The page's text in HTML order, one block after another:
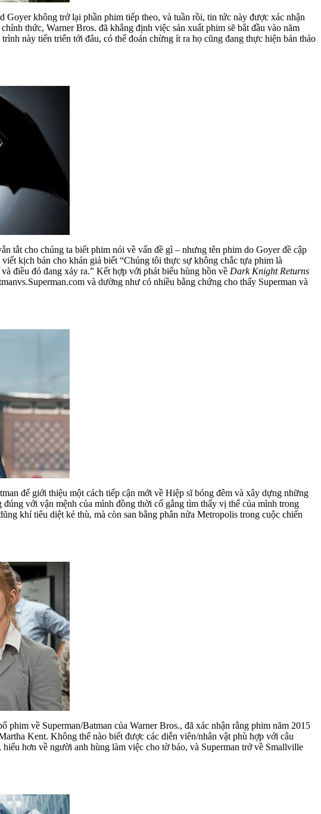
không trở lại phần phim tiếp theo, và tuần rồi, tin tức này được xác nhận
thức, Warner Bros. đã khẳng định việc sản xuất phim sẽ bắt đầu vào năm
này tiến triển tới đâu, có thể đoán chừng ít ra họ cũng đang thực hiện bản thảo
tắt cho chúng ta biết phim nói về vấn đề gì – nhưng tên phim do Goyer đề cập
kịch bản cho khán giả biết “Chúng tôi thực sự không chắc tựa phim là
điều đó đang xảy ra.” Kết hợp với phát biểu hùng hồn về Dark Knight Returns
và dường như có nhiều bằng chứng cho thấy Superman và
để giới thiệu một cách tiếp cận mới về Hiệp sĩ bóng đêm và xây dựng những
với vận mệnh của mình đồng thời cố gắng tìm thấy vị thế của mình trong
khí tiêu diệt kẻ thù, mà còn san bằng phân nửa Metropolis trong cuộc chiến
phim về Superman/Batman của Warner Bros., đã xác nhận rằng phim năm 2015
Kent. Không thể nào biết được các diễn viên/nhân vật phù hợp với câu
hơn về người anh hùng làm việc cho tờ báo, và Superman trở về Smallville